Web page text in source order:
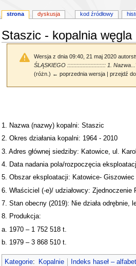
Staszic - kopalnia węgla
Wersja z dnia 09:40, 21 maj 2020
ŚLĄSKIEGO ::::::::::::::::::::::::: 1.
(różn.) ← poprzednia wersja | przejdź
1. Nazwa (nazwy) kopalni: Staszic
2. Okres działania kopalni: 1964 - 2010
3. Adres głównej siedziby: Katowice, ul.
4. Data nadania pola/rozpoczęcia
5. Obszar eksploatacji: Katowice- Giszowiec
6. Właściciel (-e)/ udziałowcy:
7. Stan obecny (2019): Nie działa odrębnie,
8. Produkcja:
a. 1970 – 1 752 518 t.
b. 1979 – 3 868 510 t.
Kategorie: Kopalnie Indeks haseł –
strona dyskusja kod źródłowy